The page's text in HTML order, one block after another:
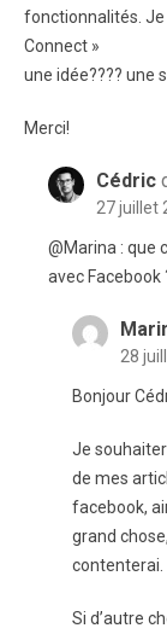
fonctionnalités. Je
Connect »
une idée???? une
Merci!
Cédric
27 juillet
@Marina : que
avec Facebook
28
Bonjour
Je
de mes
facebook,
grand
contenterai.
Si d’autre